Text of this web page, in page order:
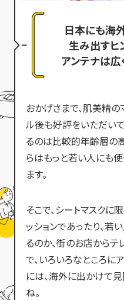
日本にも海
生み出すヒ
アンテナは広
おかげさまで、肌美精
ル後も好評をいただい
るのは比較的年齢層の
らはもっと若い人にも
ます。
そこで、シートマスクに
ッションであったり、
るのか、街のお店からテ
で、いろいろなところに
には、海外に出かけて
ね。